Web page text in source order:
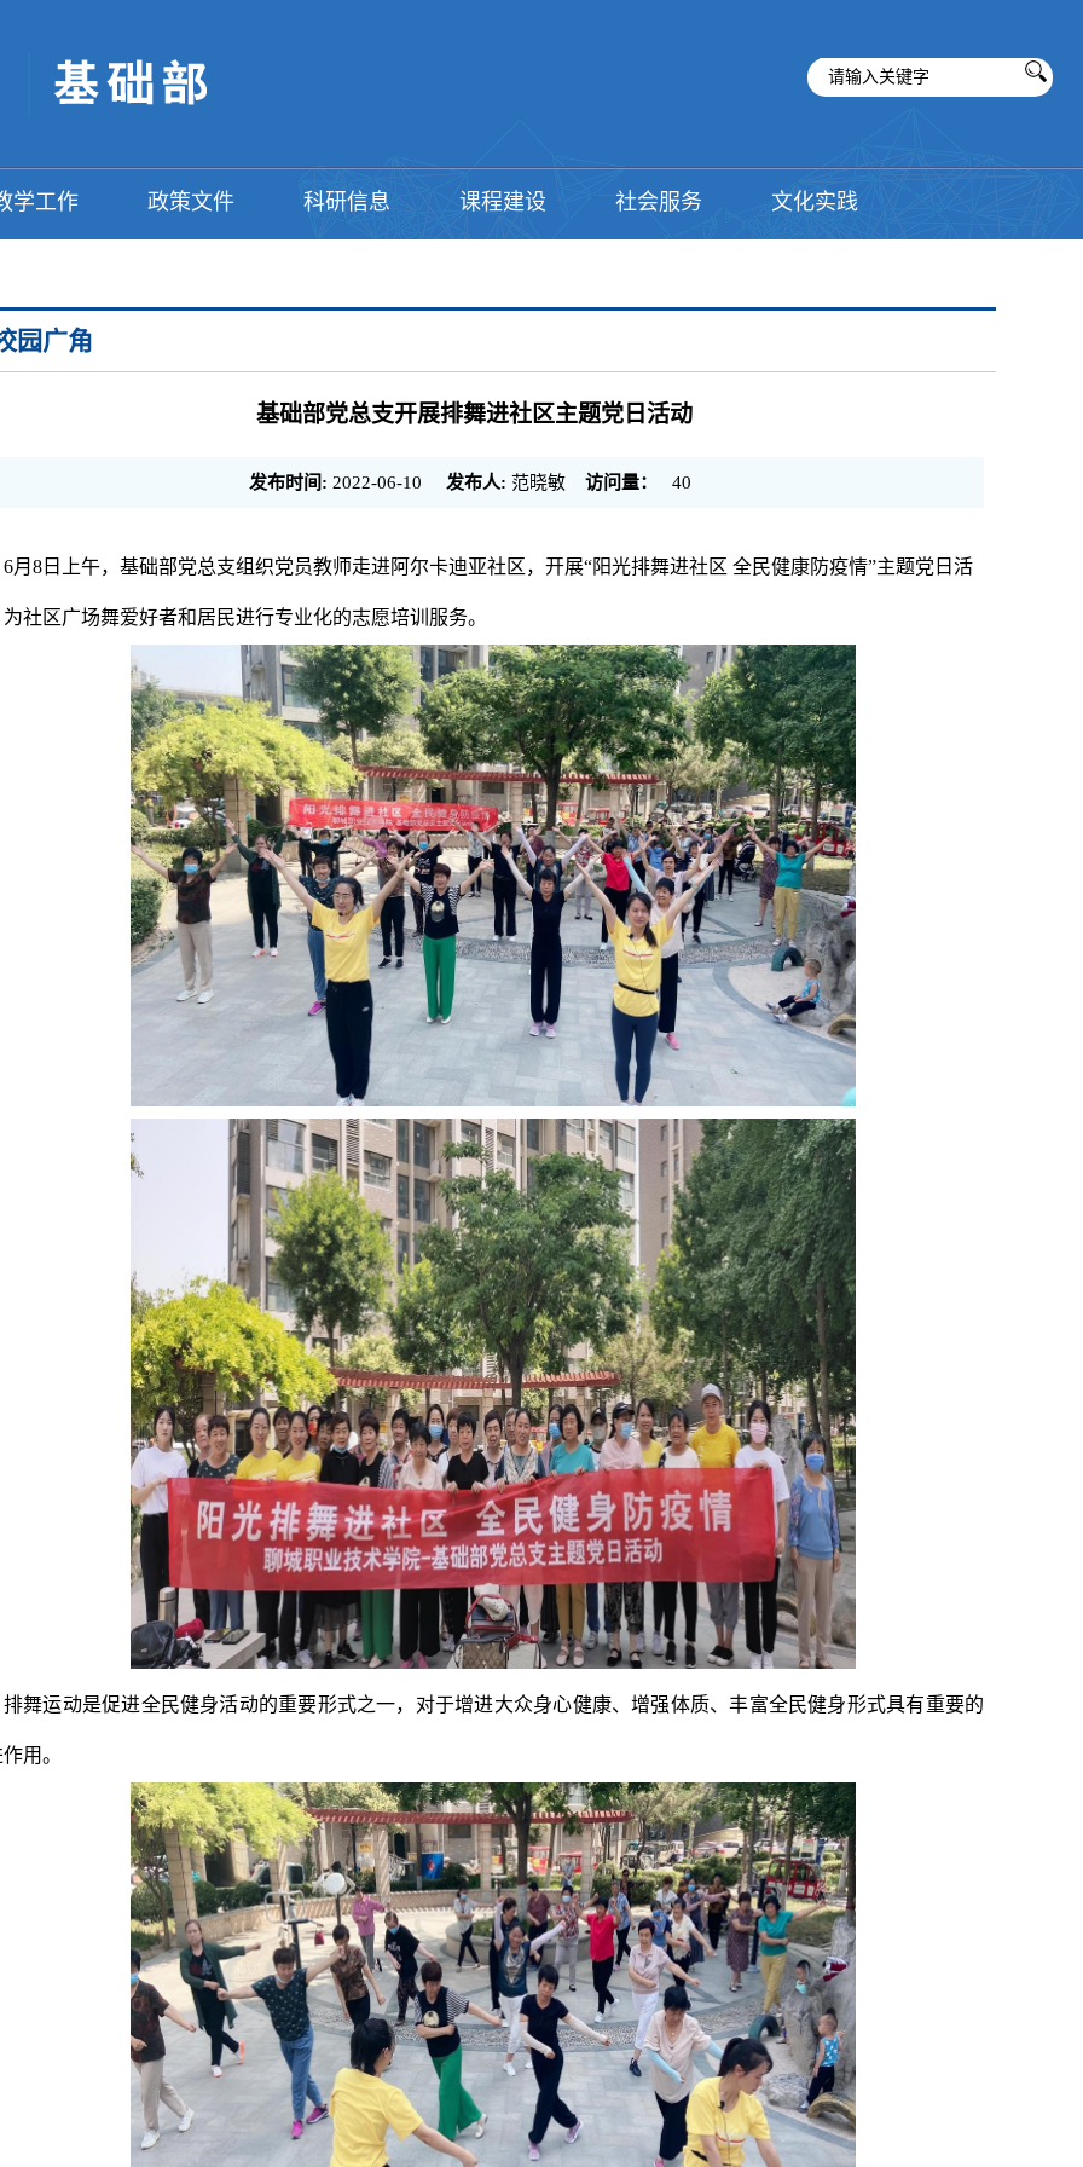
学工作 政策文件 科研信息 课程建设 社会服务 文化实践
园广角
基础部党总支开展排舞进社区主题党日活动
发布时间: 2022-06-10 发布人: 范晓敏 访问量： 40
6月 8 日上午， 基础部党总支组织党员教师走进阿尔卡迪亚社区， 开展“阳光排舞进社区 全民健康防疫情”主题党日活
社区广场舞爱好者和居民进行专业化的志愿培训服务。
排舞运动是促进全民健身活动的重要形式之一，对于增进大众身心健康、增强体质、丰富全民健身形式具有重要的
用。